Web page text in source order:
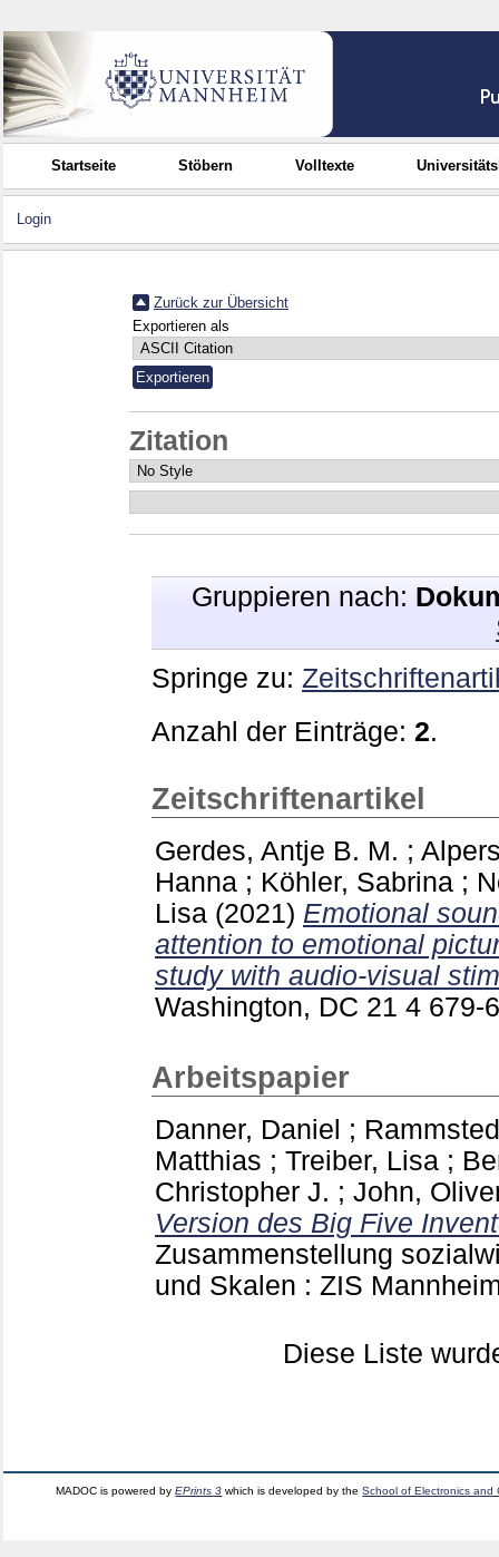
Startseite Stöbern Volltexte
Login
Zurück zur Übersicht
Exportieren als
Zitation
Gruppieren nach:
Springe zu:
Anzahl der Einträge: 2.
Zeitschriftenartikel
Gerdes, Antje B. M. ;
Hanna ; Köhler, Sabrina ;
Lisa (2021) Emotional
attention to emotional
study with audio-visual
Washington, DC 21 4 679-
Arbeitspapier
Danner, Daniel ;
Matthias ; Treiber, Lisa ;
Christopher J. ; John,
Version des Big Five
Zusammenstellung
und Skalen : ZIS
Diese Liste
MADOC is powered byEPrints 3 which is developed by theSchool of Electronics and